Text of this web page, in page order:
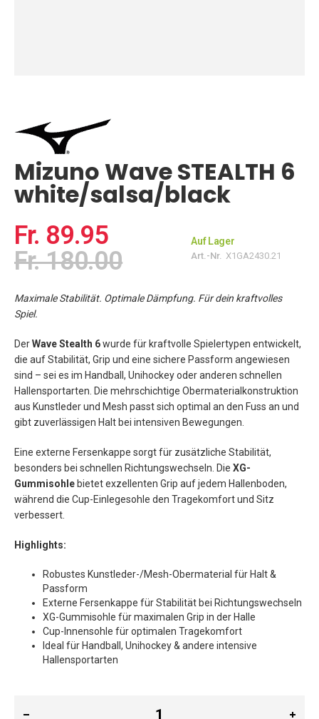
Bildgalerie
springen
Mizuno Wave STEALTH 6
white/salsa/black
Fr. 89.95
Fr. 180.00
Auf Lager
Art.-Nr. X1GA2430.21
Maximale Stabilität. Optimale Dämpfung. Für dein kraftvolles
Spiel.
DerWave Stealth 6wurde für kraftvolle Spielertypen entwickelt,
die auf Stabilität, Grip und eine sichere Passform angewiesen
sind – sei es im Handball, Unihockey oder anderen schnellen
Hallensportarten. Die mehrschichtige Obermaterialkonstruktion
aus Kunstleder und Mesh passt sich optimal an den Fuss an und
gibt zuverlässigen Halt bei intensiven Bewegungen.
Eine externe Fersenkappe sorgt für zusätzliche Stabilität,
besonders bei schnellen Richtungswechseln. Die XG-
Gummisohle bietet exzellenten Grip auf jedem Hallenboden,
während die Cup-Einlegesohle den Tragekomfort und Sitz
verbessert.
Highlights:
Robustes Kunstleder-/Mesh-Obermaterial für Halt &
Passform
Externe Fersenkappe für Stabilität bei Richtungswechseln
XG-Gummisohle für maximalen Grip in der Halle
Cup-Innensohle für optimalen Tragekomfort
Ideal für Handball, Unihockey & andere intensive
Hallensportarten